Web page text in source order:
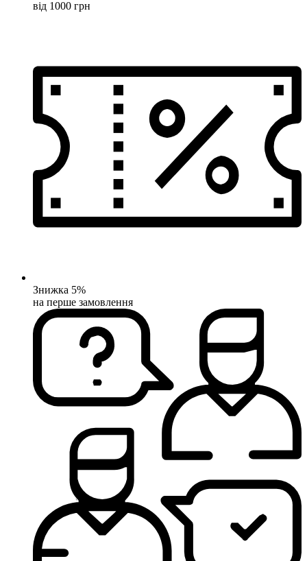
від 1000 грн
Знижка 5%
на перше замовлення